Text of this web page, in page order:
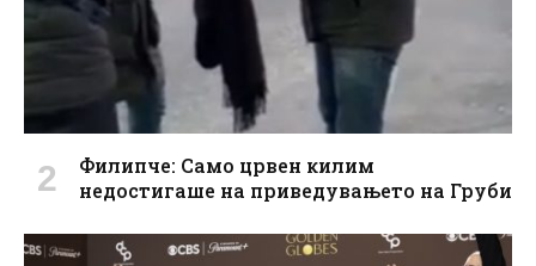
Филипче: Само црвен килим
недостигаше на приведувањето на Груби